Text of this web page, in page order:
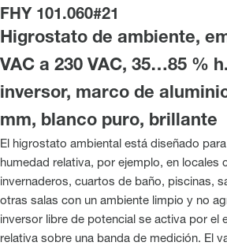
FHY 101.060#21
Higrostato de ambiente,
VAC a 230 VAC, 35…85 %
inversor, marco de
mm, blanco puro, brillante
El higrostato ambiental está diseñado
humedad relativa, por ejemplo, en locales
invernaderos, cuartos de baño, piscinas,
otras salas con un ambiente limpio y no
inversor libre de potencial se activa por el
relativa sobre una banda de medición. El